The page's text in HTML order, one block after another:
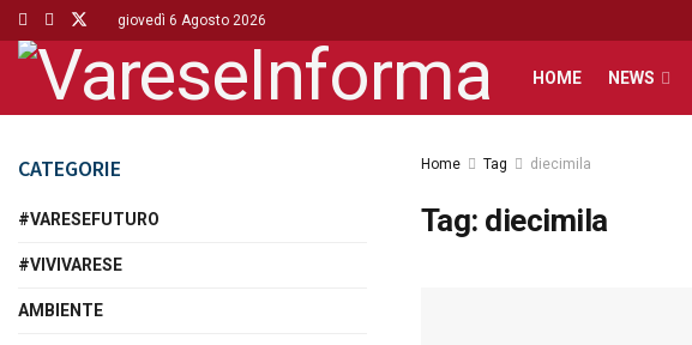
giovedì 6 Agosto 2026
HOME NEWS
Home Tag diecimila
Tag: diecimila
CATEGORIE
#VARESEFUTURO
#VIVIVARESE
AMBIENTE